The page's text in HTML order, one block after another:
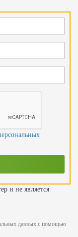
и не является
данных с помощью